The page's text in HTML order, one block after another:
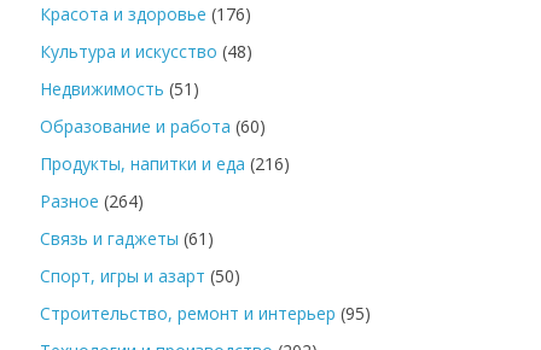
Красота и здоровье (176)
Культура и искусство (48)
Недвижимость (51)
Образование и работа (60)
Продукты, напитки и еда (216)
Разное (264)
Связь и гаджеты (61)
Спорт, игры и азарт (50)
Строительство, ремонт и интерьер (95)